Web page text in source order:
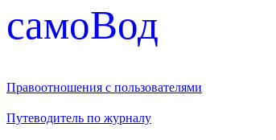
cамоВод
Правоотношения с пользователями
Путеводитель по журналу